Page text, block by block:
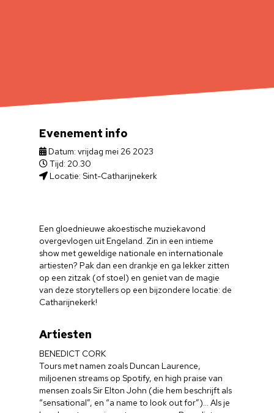
Een gloednieuwe akoestische muziekavond
overgevlogen uit Engeland. Zin in een intieme
show met geweldige nationale en internationale
artiesten? Pak dan een drankje en ga lekker zitten
op een zitzak (of stoel) en geniet van de magie
van deze storytellers op een bijzondere locatie: de
Catharijnekerk!
Artiesten
BENEDICT CORK
Tours met namen zoals Duncan Laurence,
miljoenen streams op Spotify, en high praise van
mensen zoals Sir Elton John (die hem beschrijft als
“sensational”, en “a name to look out for”)… Als je
Evenement info
Datum: vrijdag mei 26 2023
Tijd: 20.30
Locatie: Sint-Catharijnekerk